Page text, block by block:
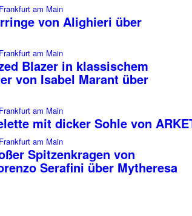
von Alighieri über
Blazer in klassischem
von Isabel Marant über
mit dicker Sohle von
Spitzenkragen von
Serafini über Mytheresa